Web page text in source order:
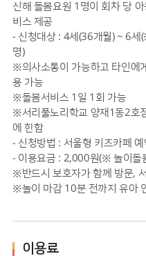
신해 돌봄요원 1명이 회차 당
비스 제공
- 신청대상 : 4세(36개월) ~ 6
명)
※의사소통이 가능하고 타인에
용 가능
※돌봄서비스 1일 1회 가능
※서리풀노리학교 양재1동2호
에 한함
- 신청방법 : 서울형 키즈카페
- 이용요금 : 2,000원(※ 놀이돌
※반드시 보호자가 함께 방문,
※놀이 마감 10분 전까지 유아
이용료